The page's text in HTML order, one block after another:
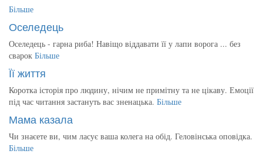
Більше
Оселедець
Оселедець - гарна риба! Навіщо віддавати її у лапи ворога ... без
сварок Більше
Її життя
Коротка історія про людину, нічим не примітну та не цікаву. Емоції
під час читання застануть вас зненацька. Більше
Мама казала
Чи знаєете ви, чим ласує ваша колега на обід. Геловінська оповідка.
Більше